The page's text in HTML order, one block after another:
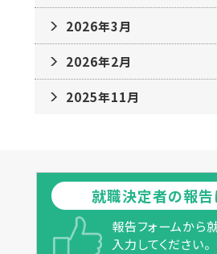
2026年3月
2026年2月
2025年11月
就職決定者の報告
報告フォームから
入力してください。